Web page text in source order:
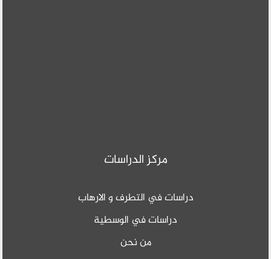
مركز الدراسات
دراسات في التطرف و الارهاب
دراسات في الوسطية
من نحن